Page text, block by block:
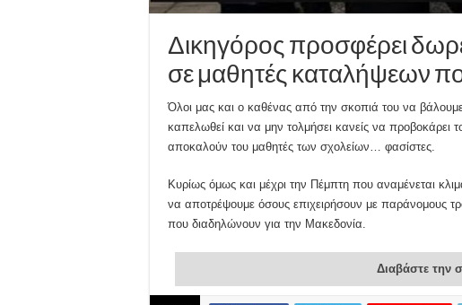
Δικηγόρος προσφέρει
σε μαθητές καταλήψεων
Όλοι μας και ο καθένας από την σκοπιά του να
καπελωθεί και να μην τολμήσει κανείς να προβοκάρει
αποκαλούν του μαθητές των σχολείων… φασίστες.
Κυρίως όμως και μέχρι την Πέμπτη που αναμένεται
να αποτρέψουμε όσους επιχειρήσουν με παράνομους
που διαδηλώνουν για την Μακεδονία.
Διαβάστε την